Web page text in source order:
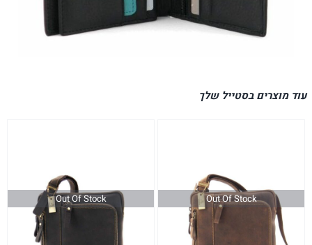
עוד מוצרים בסטייל שלך
Out Of Stock
Out Of Stock